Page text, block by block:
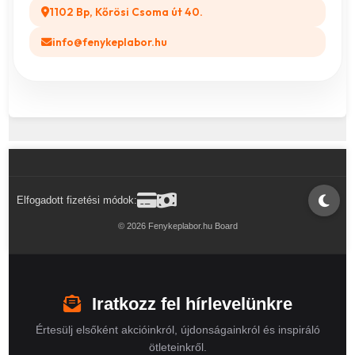
1102 Bp, Kőrösi Csoma út 40.
info@fenykeplabor.hu
Elfogadott fizetési módok:
© 2026 Fenykeplabor.hu Board
Iratkozz fel hírlevelünkre
Értesülj elsőként akcióinkról, újdonságainkról és inspiráló
ötleteinkről.